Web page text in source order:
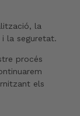
la
i la seguretat.
procés
els